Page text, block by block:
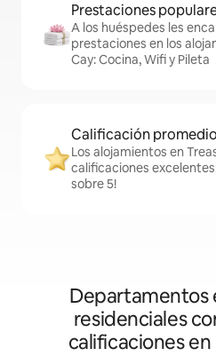
Prestaciones
A los huéspedes les
prestaciones en los
Cay: Cocina, Wifi y Pileta
Calificación
Los alojamientos en
calificaciones
sobre 5!
Departamentos
residenciales
calificaciones